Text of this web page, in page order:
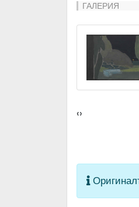
ГАЛЕРИЯ
‹›